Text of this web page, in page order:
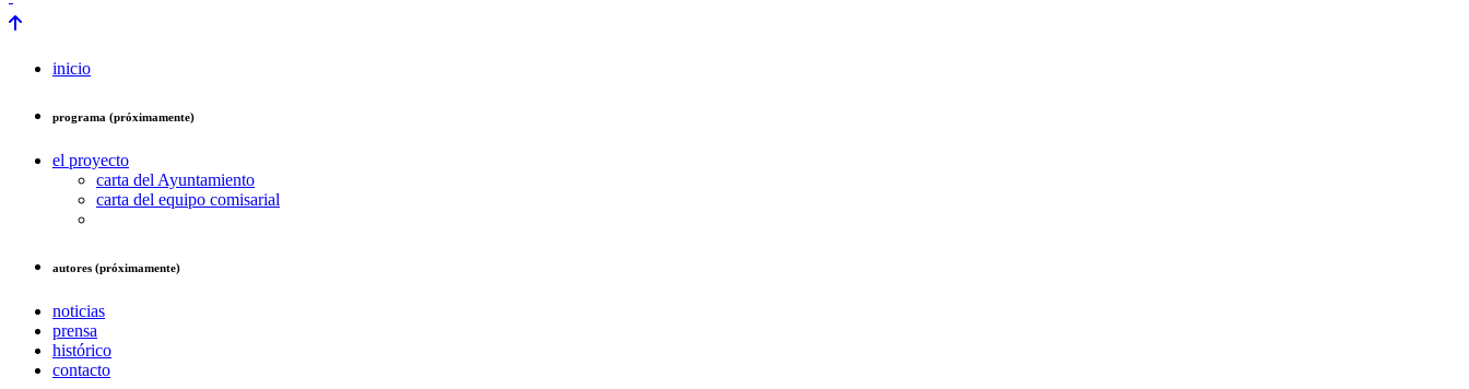
inicio
programa (próximamente)
el proyecto
carta del Ayuntamiento
carta del equipo comisarial
autores (próximamente)
noticias
prensa
histórico
contacto